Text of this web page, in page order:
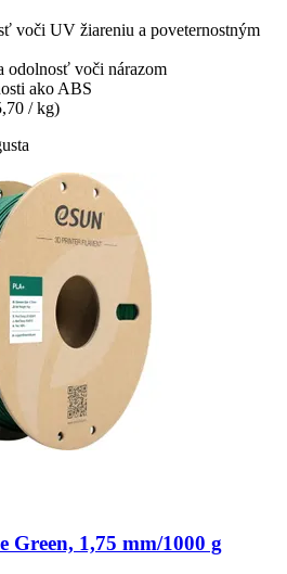
voči UV žiareniu a poveternostným
odolnosť voči nárazom
ako ABS
/ kg)
Green, 1,75 mm/1000 g